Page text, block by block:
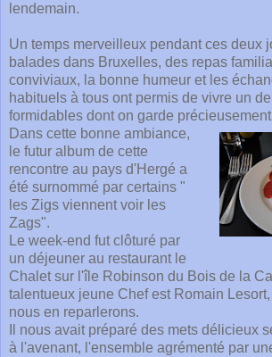
lendemain.
Un temps merveilleux pendant ces deux
balades dans Bruxelles, des repas
conviviaux, la bonne humeur et les
habituels à tous ont permis de vivre un
formidables dont on garde
Dans cette bonne ambiance,
le futur album de cette
rencontre au pays d'Hergé a
été surnommé par certains "
les Zigs viennent voir les
Zags".
Le week-end fut clôturé par
un déjeuner au restaurant le
Chalet sur l'île Robinson du Bois de la
talentueux jeune Chef est Romain
nous en reparlerons.
Il nous avait préparé des mets délicieux
à l'avenant, l'ensemble agrémenté par